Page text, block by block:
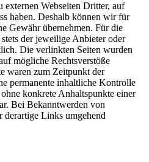
Webseiten Dritter, auf
haben. Deshalb können wir für
Gewähr übernehmen. Für die
der jeweilige Anbieter oder
Die verlinkten Seiten wurden
mögliche Rechtsverstöße
waren zum Zeitpunkt der
permanente inhaltliche Kontrolle
konkrete Anhaltspunkte einer
Bei Bekanntwerden von
derartige Links umgehend